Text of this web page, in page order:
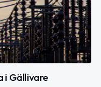
i Gällivare